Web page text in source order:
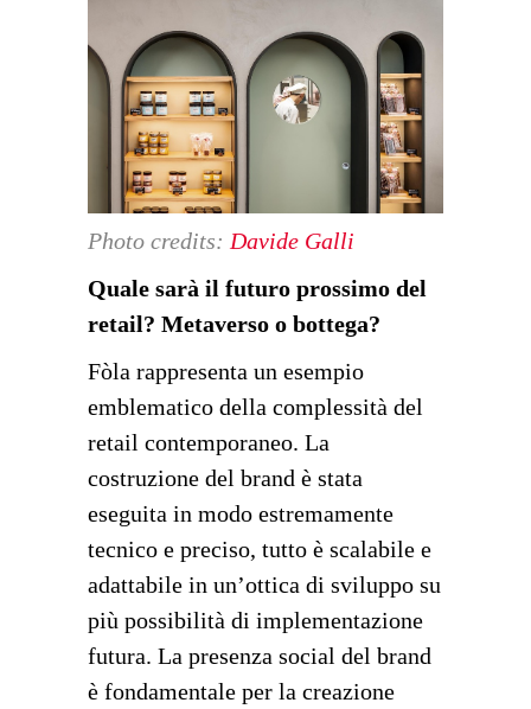
Photo credits: Davide Galli
Quale sarà il futuro prossimo del
retail? Metaverso o bottega?
Fòla rappresenta un esempio
emblematico della complessità del
retail contemporaneo. La
costruzione del brand è stata
eseguita in modo estremamente
tecnico e preciso, tutto è scalabile e
adattabile in un’ottica di sviluppo su
più possibilità di implementazione
futura. La presenza social del brand
è fondamentale per la creazione